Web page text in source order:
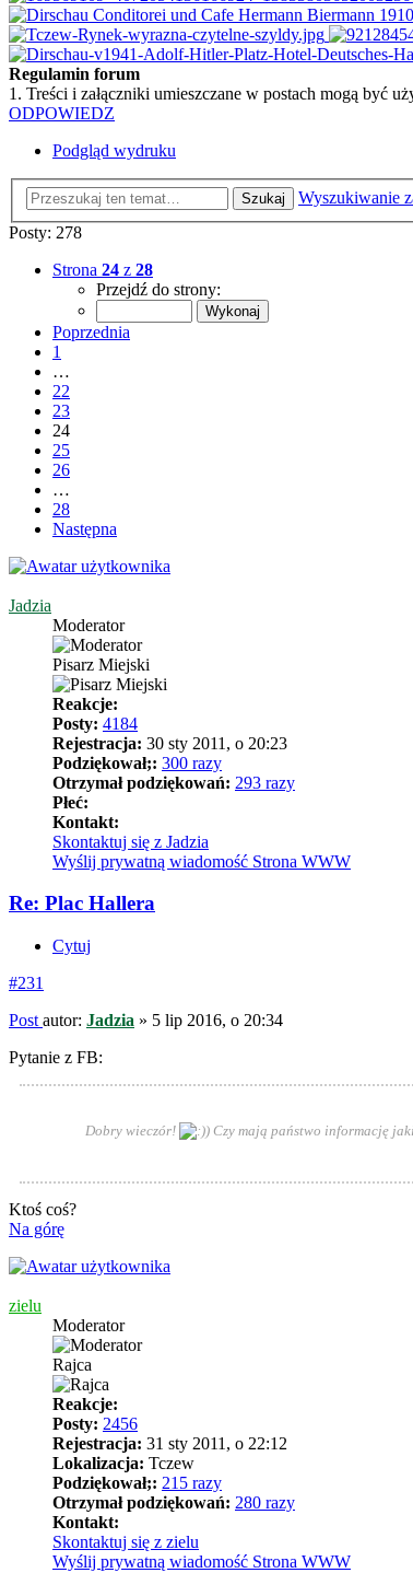
Regulamin forum
1. Treści i załączniki umieszczane w postach mogą być
ODPOWIEDZ
Podgląd wydruku
Szukaj
Wyszukiwanie
Posty: 278
Strona 24 z 28
Przejdź do strony:
Poprzednia
1
…
22
23
24
25
26
…
28
Następna
Jadzia
Moderator
Pisarz Miejski
Reakcje:
Posty: 4184
Rejestracja: 30 sty 2011, o 20:23
Podziękował;: 300 razy
Otrzymał podziękowań: 293 razy
Płeć:
Kontakt:
Skontaktuj się z Jadzia
Wyślij prywatną wiadomość Strona WWW
Re: Plac Hallera
Cytuj
#231
Post autor: Jadzia » 5 lip 2016, o 20:34
Pytanie z FB:
Dobry wieczór! ) Czy mają państwo informację
Ktoś coś?
Na górę
zielu
Moderator
Rajca
Reakcje:
Posty: 2456
Rejestracja: 31 sty 2011, o 22:12
Lokalizacja: Tczew
Podziękował;: 215 razy
Otrzymał podziękowań: 280 razy
Kontakt:
Skontaktuj się z zielu
Wyślij prywatną wiadomość Strona WWW